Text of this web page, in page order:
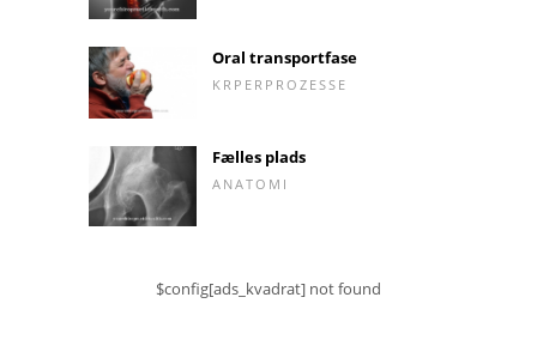
Oral transportfase
KRPERPROZESSE
Fælles plads
ANATOMI
$config[ads_kvadrat] not found